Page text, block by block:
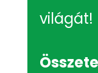
világát!